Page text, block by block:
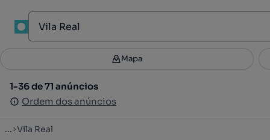
Filtros 1
1-36 de 71 anúncios
Ordem dos anúncios
Mapa
1-36 de 71 anúncios
Ordem dos anúncios
... Vila Real